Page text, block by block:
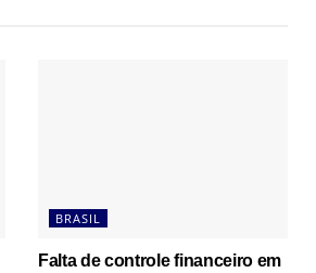
BRASIL
Falta de controle financeiro em